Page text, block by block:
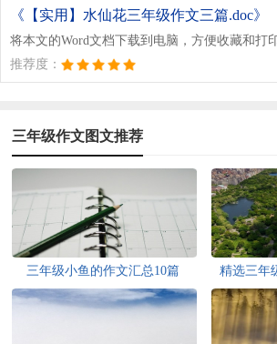
《【实用】水仙花三年级作文三篇.doc》
将本文的Word文档下载到电脑，方便收藏和打
推荐度：
三年级作文图文推荐
三年级小鱼的作文汇总10篇 精选三年